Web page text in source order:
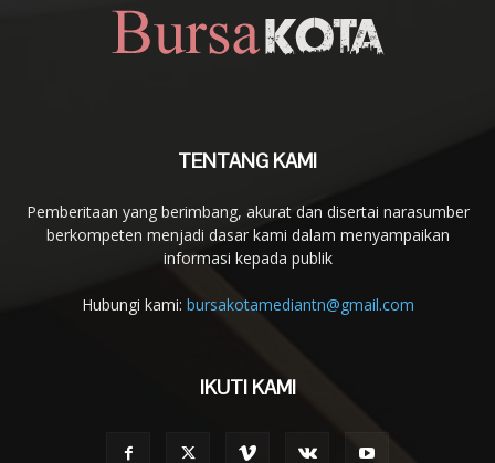
TENTANG KAMI
Pemberitaan yang berimbang, akurat dan disertai narasumber
berkompeten menjadi dasar kami dalam menyampaikan
informasi kepada publik
Hubungi kami: bursakotamediantn@gmail.com
IKUTI KAMI